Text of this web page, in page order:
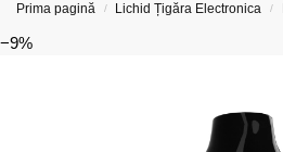
Prima pagină / Lichid Țigăra Electronica /
−9%